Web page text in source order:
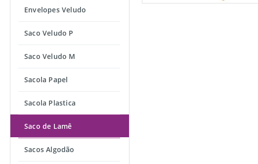
Envelopes Veludo
Saco Veludo P
Saco Veludo M
Sacola Papel
Sacola Plastica
Saco de Lamê
Sacos Algodão